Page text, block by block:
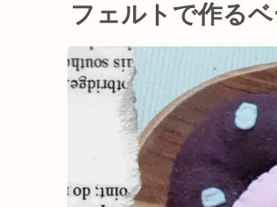
フェルトで作る